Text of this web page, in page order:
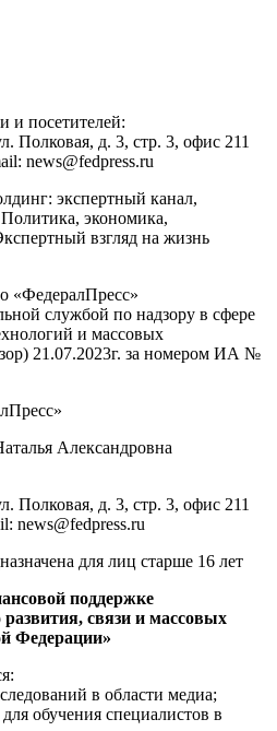
и посетителей:
Полковая, д. 3, стр. 3, офис 211
news@fedpress.ru
экспертный канал,
экономика,
взгляд на жизнь
«ФедералПресс»
службой по надзору в сфере
и массовых
21.07.2023г. за номером ИА №
Александровна
Полковая, д. 3, стр. 3, офис 211
news@fedpress.ru
для лиц старше 16 лет
поддержке
связи и массовых
Федерации»
в области медиа;
обучения специалистов в